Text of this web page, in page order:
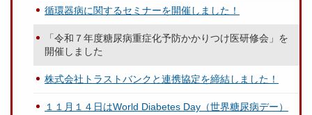
循環器病に関するセミナーを開催しました！
「令和７年度糖尿病重症化予防かかりつけ医研修会」を
開催しました
株式会社トラストバンクと連携協定を締結しました！
１１月１４日はWorld Diabetes Day（世界糖尿病デー）